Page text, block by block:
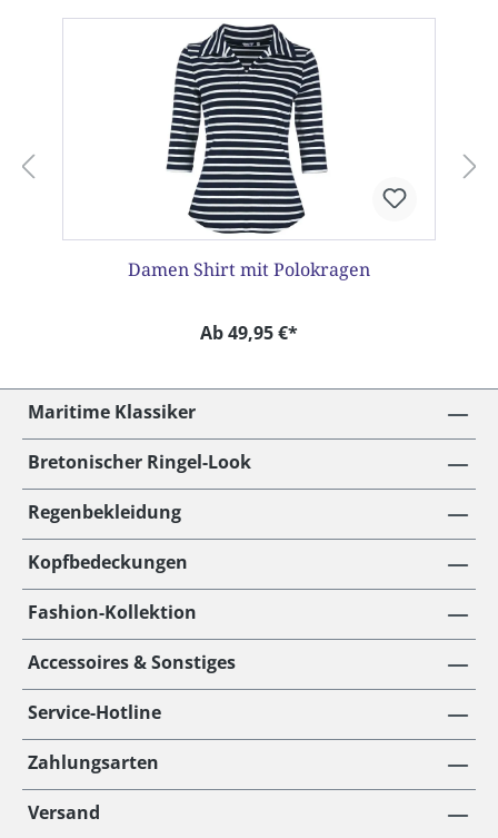
Damen Shirt mit Polokragen
Ab 49,95 €*
Maritime Klassiker
Bretonischer Ringel-Look
Regenbekleidung
Kopfbedeckungen
Fashion-Kollektion
Accessoires & Sonstiges
Service-Hotline
Zahlungsarten
Versand